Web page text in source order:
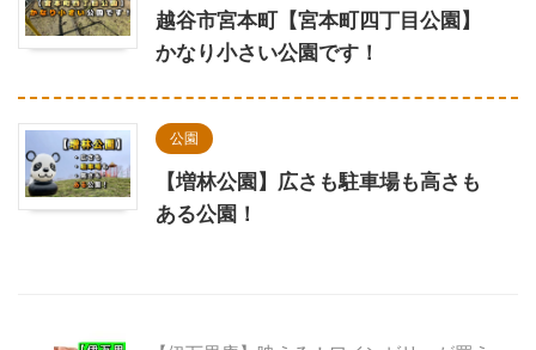
越谷市宮本町【宮本町四丁目公園】
かなり小さい公園です！
公園
【増林公園】広さも駐車場も高さも
ある公園！